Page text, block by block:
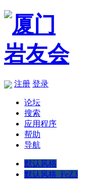
注册 登录
论坛
搜索
应用程序
帮助
导航
默认风格
默认风格_FeZ3